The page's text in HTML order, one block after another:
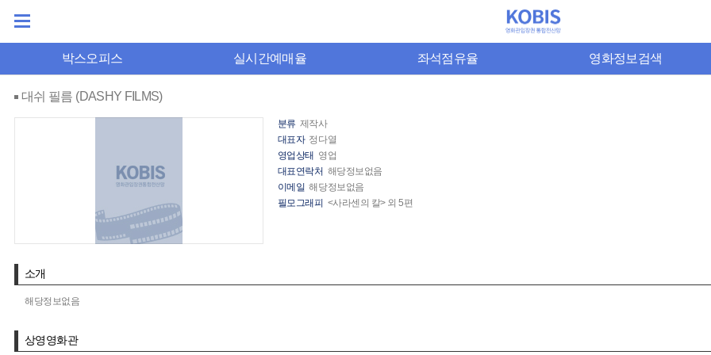
박스오피스 실시간예매율 좌석점유율 영화정보검색
대쉬 필름 (DASHY FILMS)
분류 제작사
대표자 정다열
영업상태 영업
대표연락처 해당정보없음
이메일 해당정보없음
필모그래피 <사라센의 칼> 외 5편
소개
해당정보없음
상영영화관